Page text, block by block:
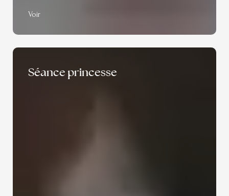
Voir
Séance princesse